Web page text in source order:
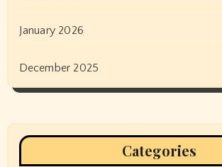
January 2026
December 2025
Categories